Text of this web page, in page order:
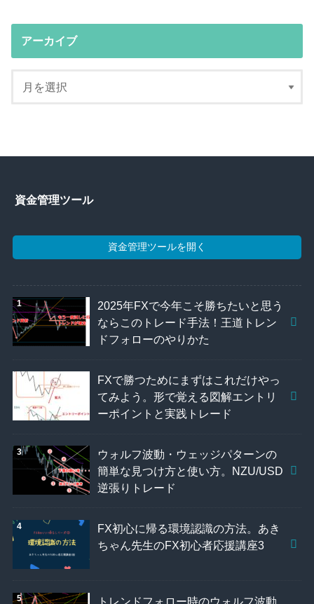
アーカイブ
資金管理ツール
資金管理ツールを開く
2025年FXで今年こそ勝ちたいと思う
ならこのトレード手法！王道トレン
ドフォローのやりかた
FXで勝つためにまずはこれだけやっ
てみよう。形で覚える図解エントリ
ーポイントと実践トレード
ウォルフ波動・ウェッジパターンの
簡単な見つけ方と使い方。NZU/USD
逆張りトレード
FX初心に帰る環境認識の方法。あき
ちゃん先生のFX初心者応援講座3
トレンドフォロー時のウォルフ波動